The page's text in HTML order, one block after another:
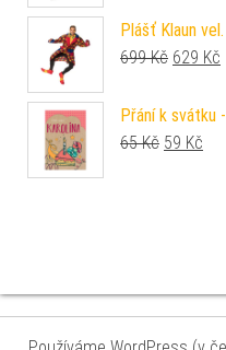
Plášť Klaun
699Kč 629 Kč
Přání k svátku
65Kč Původní
59 Kč